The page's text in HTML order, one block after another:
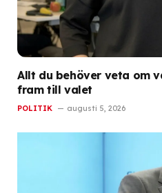
Allt du behöver veta om
fram till valet
POLITIK augusti 5, 2026